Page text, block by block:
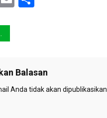
Balasan
Anda tidak akan dipublikasikan.